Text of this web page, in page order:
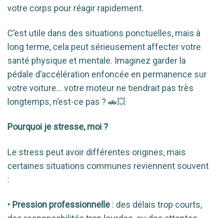
votre corps pour réagir rapidement.
C’est utile dans des situations ponctuelles, mais à
long terme, cela peut sérieusement affecter votre
santé physique et mentale. Imaginez garder la
pédale d’accélération enfoncée en permanence sur
votre voiture… votre moteur ne tiendrait pas très
longtemps, n’est-ce pas ? 🚗💥
Pourquoi je stresse, moi ?
Le stress peut avoir différentes origines, mais
certaines situations communes reviennent souvent
:
• Pression professionnelle : des délais trop courts,